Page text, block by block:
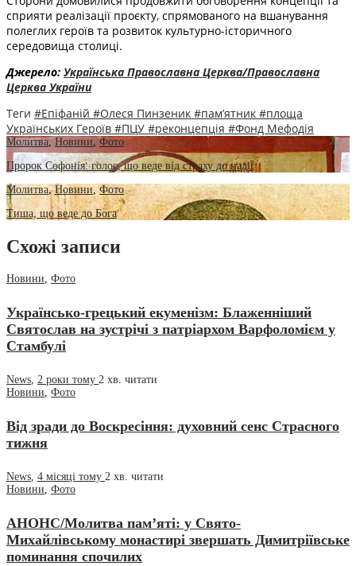
сприяти реалізації проєкту, спрямованого на вшанування
полеглих героїв та розвиток культурно-історичного
середовища столиці.
Джерело: Українська Православна Церква/Православна
Церква України
Теги #Епіфаній #Олеся Пинзеник #пам’ятник #площа
Українських Героїв #ПЦУ #реконцепція #Фонд Мефодія
Молитва,Новини ,Фото
Пророк Софонія: голос, що веде від страху до надії
Молитва,Новини ,Фото
Тиша, що веде до Бога
Схожі записи
Новини, Фото
Українсько-грецький екуменізм: Блаженніший
Святослав на зустрічі з патріархом Варфоломієм у
Стамбулі
News, 2 роки тому 2 хв. читати
Новини, Фото
Від зради до Воскресіння: духовний сенс Страсного
тижня
News, 4 місяці тому 2 хв. читати
Новини, Фото
АНОНС/Молитва пам’яті: у Свято-
Михайлівському монастирі звершать Димитріївське
поминання спочилих